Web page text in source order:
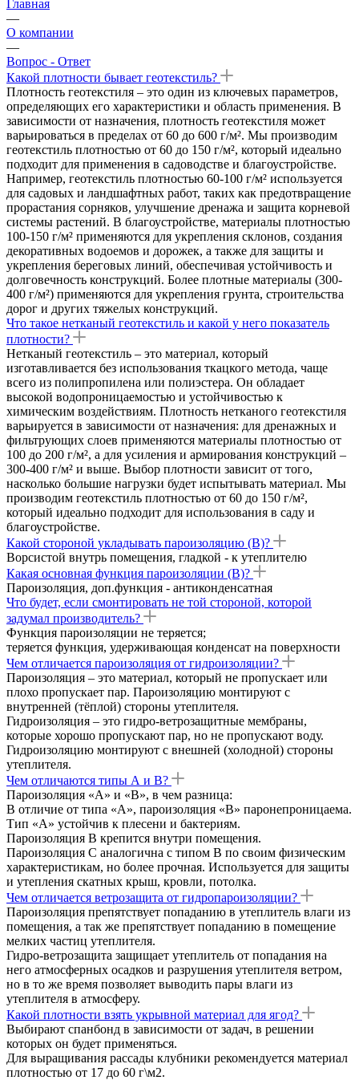
Главная
—
О компании
—
Вопрос - Ответ
Какой плотности бывает геотекстиль?
Плотность геотекстиля – это один из ключевых параметров,
определяющих его характеристики и область применения. В
зависимости от назначения, плотность геотекстиля может
варьироваться в пределах от 60 до 600 г/м². Мы производим
геотекстиль плотностью от 60 до 150 г/м², который идеально
подходит для применения в садоводстве и благоустройстве.
Например, геотекстиль плотностью 60-100 г/м² используется
для садовых и ландшафтных работ, таких как предотвращение
прорастания сорняков, улучшение дренажа и защита корневой
системы растений. В благоустройстве, материалы плотностью
100-150 г/м² применяются для укрепления склонов, создания
декоративных водоемов и дорожек, а также для защиты и
укрепления береговых линий, обеспечивая устойчивость и
долговечность конструкций. Более плотные материалы (300-
400 г/м²) применяются для укрепления грунта, строительства
дорог и других тяжелых конструкций.
Что такое нетканый геотекстиль и какой у него показатель
плотности?
Нетканый геотекстиль – это материал, который
изготавливается без использования ткацкого метода, чаще
всего из полипропилена или полиэстера. Он обладает
высокой водопроницаемостью и устойчивостью к
химическим воздействиям. Плотность нетканого геотекстиля
варьируется в зависимости от назначения: для дренажных и
фильтрующих слоев применяются материалы плотностью от
100 до 200 г/м², а для усиления и армирования конструкций –
300-400 г/м² и выше. Выбор плотности зависит от того,
насколько большие нагрузки будет испытывать материал. Мы
производим геотекстиль плотностью от 60 до 150 г/м²,
который идеально подходит для использования в саду и
благоустройстве.
Какой стороной укладывать пароизоляцию (В)?
Ворсистой внутрь помещения, гладкой - к утеплителю
Какая основная функция пароизоляции (В)?
Пароизоляция, доп.функция - антиконденсатная
Что будет, если смонтировать не той стороной, которой
задумал производитель?
Функция пароизоляции не теряется;
теряется функция, удерживающая конденсат на поверхности
Чем отличается пароизоляция от гидроизоляции?
Пароизоляция – это материал, который не пропускает или
плохо пропускает пар. Пароизоляцию монтируют с
внутренней (тёплой) стороны утеплителя.
Гидроизоляция – это гидро-ветрозащитные мембраны,
которые хорошо пропускают пар, но не пропускают воду.
Гидроизоляцию монтируют с внешней (холодной) стороны
утеплителя.
Чем отличаются типы А и В?
Пароизоляция «А» и «В», в чем разница:
В отличие от типа «А», пароизоляция «В» паронепроницаема.
Тип «А» устойчив к плесени и бактериям.
Пароизоляция B крепится внутри помещения.
Пароизоляция С аналогична с типом В по своим физическим
характеристикам, но более прочная. Используется для защиты
и утепления скатных крыш, кровли, потолка.
Чем отличается ветрозащита от гидропароизоляции?
Пароизоляция препятствует попаданию в утеплитель влаги из
помещения, а так же препятствует попаданию в помещение
мелких частиц утеплителя.
Гидро-ветрозащита защищает утеплитель от попадания на
него атмосферных осадков и разрушения утеплителя ветром,
но в то же время позволяет выводить пары влаги из
утеплителя в атмосферу.
Какой плотности взять укрывной материал для ягод?
Выбирают спанбонд в зависимости от задач, в решении
которых он будет применяться.
Для выращивания рассады клубники рекомендуется материал
плотностью от 17 до 60 г\м2.